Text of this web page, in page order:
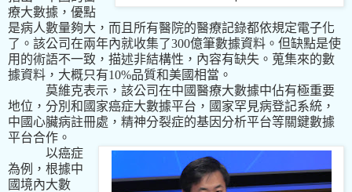
療大數據，優點
是病人數量夠大，而且所有醫院的醫療記錄都依規定電子化
了。該公司在兩年內就收集了300億筆數據資料。但缺點是使
用的術語不一致，描述非結構性，內容有缺失。蒐集來的數
據資料，大概只有10%品質和美國相當。
莫維克表示，該公司在中國醫療大數據中佔有極重要
地位，分別和國家癌症大數據平台，國家罕見病登記系統，
中國心臟病註冊處，精神分裂症的基因分析平台等關鍵數據
平台合作。
以癌症
為例，根據中
國境內大數